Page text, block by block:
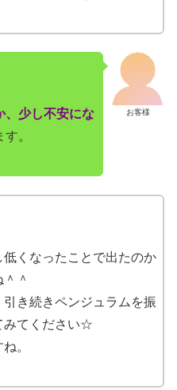
お客様
、少し不安にな
。
くなったことで出たのか
＾
引き続きペンジュラムを振
みてください☆
。